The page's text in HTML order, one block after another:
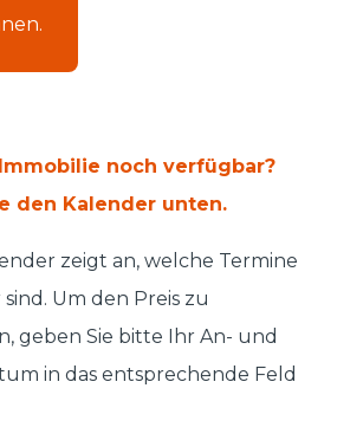
noch verfügbar?
den Kalender unten.
zeigt an, welche Termine
Um den Preis zu
geben Sie bitte Ihr An- und
in das entsprechende Feld